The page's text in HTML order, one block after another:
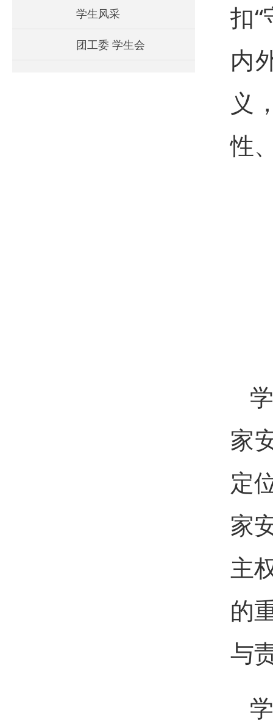
学生风采
团工委 学生会
扣
内
义
性
家
定
家
主
的
与